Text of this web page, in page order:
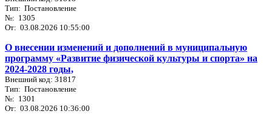
Тип: Постановление
№: 1305
От: 03.08.2026 10:55:00
О внесении изменений и дополнений в муниципальную
программу «Развитие физической культуры и спорта» на
2024-2028 годы,
Внешний код: 31817
Тип: Постановление
№: 1301
От: 03.08.2026 10:36:00